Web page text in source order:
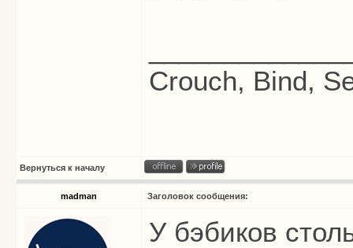
Crouch, Bind,
Вернуться к началу
madman Заголовок сообщения:
У бэбиков